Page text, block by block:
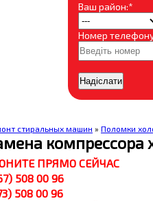
Ваш район:*
Номер
стиральных машин » Поломки
компрессора
ПРЯМО СЕЙЧАС
508 00 96
508 00 96